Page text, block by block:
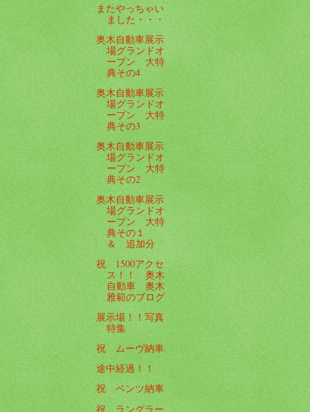
またやっちゃい
ました・・・
奥木自動車展示
場グランドオ
ープン 大特
典その4
奥木自動車展示
場グランドオ
ープン 大特
典その3
奥木自動車展示
場グランドオ
ープン 大特
典その2
奥木自動車展示
場グランドオ
ープン 大特
典その１
＆ 追加分
祝 1500アクセ
ス！！ 奥木
自動車 奥木
雅範のブログ
展示場！！写真
特集
祝 ムーヴ納車
途中経過！！
祝 ベンツ納車
祝 ラングラー